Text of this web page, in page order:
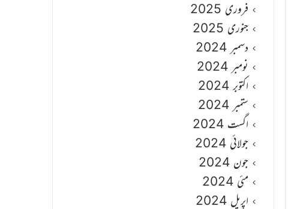
فروری 2025
جنوری 2025
دسمبر 2024
نومبر 2024
اکتوبر 2024
ستمبر 2024
اگست 2024
جولائی 2024
جون 2024
مئی 2024
اپریل 2024